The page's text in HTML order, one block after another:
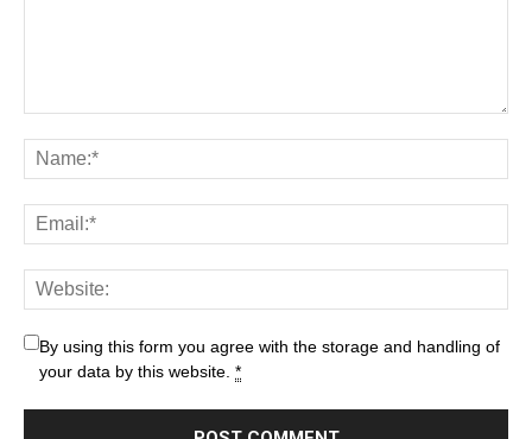
By using this form you agree with the storage and handling of
your data by this website. *